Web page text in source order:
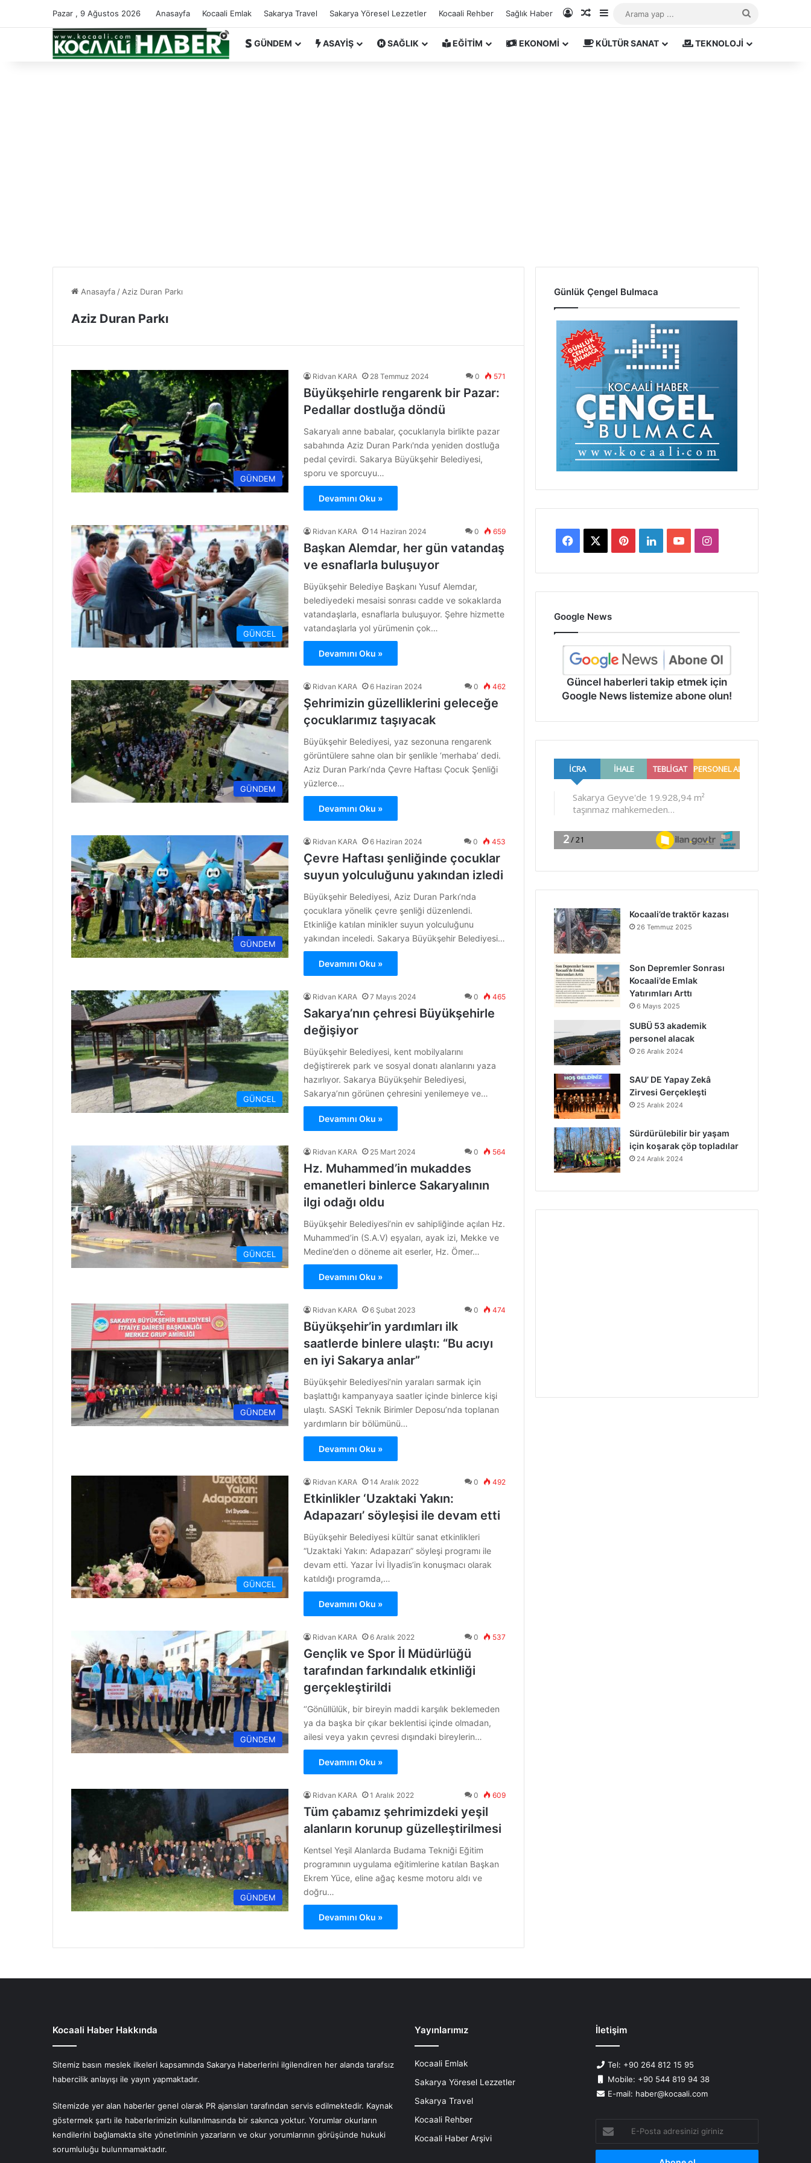
Pazar , 9 Ağustos 2026 Anasayfa Kocaali Emlak Sakarya Travel Sakarya Yöresel Lezzetler Kocaali Rehber Sağlık Haber Kayıt OlRastgele Makale
Kenar Bölmesi
GÜNDEM ASAYİŞ SAĞLIK EĞİTİM EKONOMİ KÜLTÜR SANAT TEKNOLOJİ
Anasayfa / Aziz Duran Parkı
Aziz Duran Parkı
GÜNDEM
Ridvan KARA 28 Temmuz 2024 0 571
Büyükşehirle rengarenk bir Pazar:
Pedallar dostluğa döndü
Sakaryalı anne babalar, çocuklarıyla birlikte pazar
sabahında Aziz Duran Parkı'nda yeniden dostluğa
pedal çevirdi. Sakarya Büyükşehir Belediyesi,
sporu ve sporcuyu…
Devamını Oku »
GÜNCEL
Ridvan KARA 14 Haziran 2024 0 659
Başkan Alemdar, her gün vatandaş
ve esnaflarla buluşuyor
Büyükşehir Belediye Başkanı Yusuf Alemdar,
belediyedeki mesaisi sonrası cadde ve sokaklarda
vatandaşlarla, esnaflarla buluşuyor. Şehre hizmette
vatandaşlarla yol yürümenin çok…
Devamını Oku »
GÜNDEM
Ridvan KARA 6 Haziran 2024 0 462
Şehrimizin güzelliklerini geleceğe
çocuklarımız taşıyacak
Büyükşehir Belediyesi, yaz sezonuna rengarenk
görüntülere sahne olan bir şenlikle ‘merhaba’ dedi.
Aziz Duran Parkı’nda Çevre Haftası Çocuk Şenliği
yüzlerce…
Devamını Oku »
GÜNDEM
Ridvan KARA 6 Haziran 2024 0 453
Çevre Haftası şenliğinde çocuklar
suyun yolculuğunu yakından izledi
Büyükşehir Belediyesi, Aziz Duran Parkı’nda
çocuklara yönelik çevre şenliği düzenlendi.
Etkinliğe katılan minikler suyun yolculuğunu
yakından inceledi. Sakarya Büyükşehir Belediyesi…
Devamını Oku »
GÜNCEL
Ridvan KARA 7 Mayıs 2024 0 465
Sakarya’nın çehresi Büyükşehirle
değişiyor
Büyükşehir Belediyesi, kent mobilyalarını
değiştirerek park ve sosyal donatı alanlarını yaza
hazırlıyor. Sakarya Büyükşehir Belediyesi,
Sakarya’nın görünen çehresini yenilemeye ve…
Devamını Oku »
GÜNCEL
Ridvan KARA 25 Mart 2024 0 564
Hz. Muhammed’in mukaddes
emanetleri binlerce Sakaryalının
ilgi odağı oldu
Büyükşehir Belediyesi’nin ev sahipliğinde açılan Hz.
Muhammed’in (S.A.V) eşyaları, ayak izi, Mekke ve
Medine’den o döneme ait eserler, Hz. Ömer…
Devamını Oku »
GÜNDEM
Ridvan KARA 6 Şubat 2023 0 474
Büyükşehir’in yardımları ilk
saatlerde binlere ulaştı: “Bu acıyı
en iyi Sakarya anlar”
Büyükşehir Belediyesi’nin yaraları sarmak için
başlattığı kampanyaya saatler içinde binlerce kişi
ulaştı. SASKİ Teknik Birimler Deposu’nda toplanan
yardımların bir bölümünü…
Devamını Oku »
GÜNCEL
Ridvan KARA 14 Aralık 2022 0 492
Etkinlikler ‘Uzaktaki Yakın:
Adapazarı’ söyleşisi ile devam etti
Büyükşehir Belediyesi kültür sanat etkinlikleri
“Uzaktaki Yakın: Adapazarı” söyleşi programı ile
devam etti. Yazar İvi İlyadis’in konuşmacı olarak
katıldığı programda,…
Devamını Oku »
GÜNDEM
Ridvan KARA 6 Aralık 2022 0 537
Gençlik ve Spor İl Müdürlüğü
tarafından farkındalık etkinliği
gerçekleştirildi
‘’Gönüllülük, bir bireyin maddi karşılık beklemeden
ya da başka bir çıkar beklentisi içinde olmadan,
ailesi veya yakın çevresi dışındaki bireylerin…
Devamını Oku »
GÜNDEM
Ridvan KARA 1 Aralık 2022 0 609
Tüm çabamız şehrimizdeki yeşil
alanların korunup güzelleştirilmesi
Kentsel Yeşil Alanlarda Budama Tekniği Eğitim
programının uygulama eğitimlerine katılan Başkan
Ekrem Yüce, eline ağaç kesme motoru aldı ve
doğru…
Devamını Oku »
Günlük Çengel Bulmaca
Facebook PinterestLinkedInYouTubeInstagram
Google News
Güncel haberleri takip etmek için
Google News listemize abone olun!
Kocaali’de traktör kazası
26 Temmuz 2025
Son Depremler Sonrası
Kocaali’de Emlak
Yatırımları Arttı
6 Mayıs 2025
SUBÜ 53 akademik
personel alacak
26 Aralık 2024
SAU’ DE Yapay Zekâ
Zirvesi Gerçekleşti
25 Aralık 2024
Sürdürülebilir bir yaşam
için koşarak çöp topladılar
24 Aralık 2024
Kocaali Haber Hakkında
Sitemiz basın meslek ilkeleri kapsamında Sakarya Haberlerini ilgilendiren her alanda tarafsız
habercilik anlayışı ile yayın yapmaktadır.
Sitemizde yer alan haberler genel olarak PR ajansları tarafından servis edilmektedir. Kaynak
göstermek şartı ile haberlerimizin kullanılmasında bir sakınca yoktur. Yorumlar okurların
kendilerini bağlamakta site yönetiminin yazarların ve okur yorumlarının görüşünde hukuki
sorumluluğu bulunmamaktadır.
Yayınlarımız
Kocaali Emlak
Sakarya Yöresel Lezzetler
Sakarya Travel
Kocaali Rehber
Kocaali Haber Arşivi
İletişim
Tel: +90 264 812 15 95
Mobile: +90 544 819 94 38
E-mail: haber@kocaali.com
Posta
adresinizi